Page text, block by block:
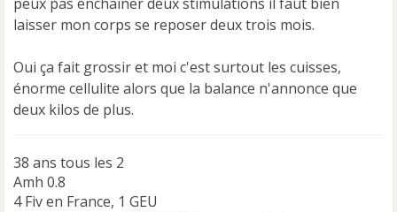
g
e
n
l
u
laisser mon corps se reposer deux trois mois.
Oui ça fait grossir et moi c'est surtout les cuisses,
énorme cellulite alors que la balance n'annonce que
deux kilos de plus.
38 ans tous les 2
Amh 0.8
4 Fiv en France, 1 GEU